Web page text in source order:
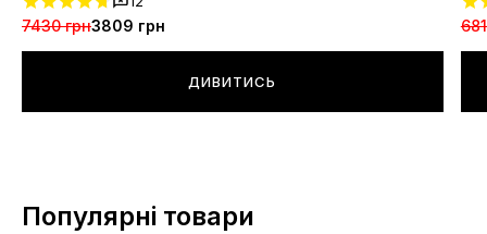
7430 грн3809 грн
ДИВИТИСЬ
Популярні товари